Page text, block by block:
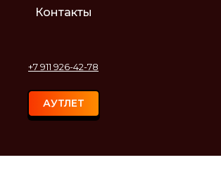
Контакты
+7 911 926-42-78
АУТЛЕТ